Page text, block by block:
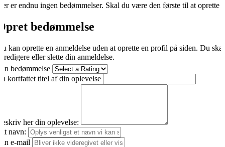
er endnu ingen bedømmelser. Skal du være den første til at oprette
bedømmelse
kan oprette en anmeldelse uden at oprette en profil på siden. Du
redigere eller slette din anmeldelse.
bedømmelse
kortfattet titel af din oplevelse
her din oplevelse:
navn:
e-mail